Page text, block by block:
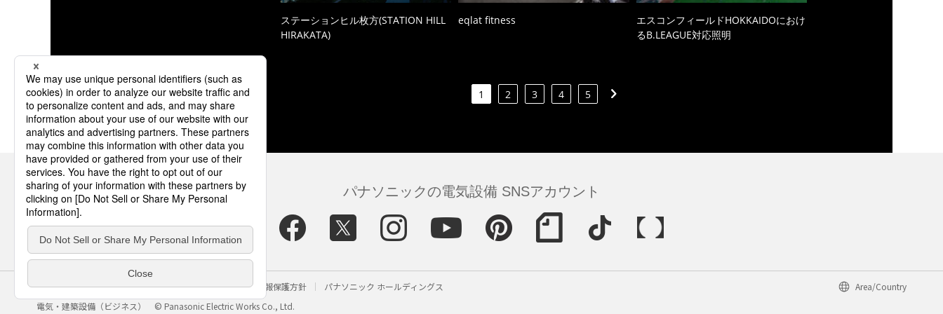
ステーションヒル枚方(STATION HILL
HIRAKATA)
eqlat fitness
エスコンフィールドHOKKAIDOにおけ
るB.LEAGUE対応照明
1 2 3 4 5
パナソニックの電気設備 SNSアカウント
サイトのご利用にあたって クッキーポリシー 個人情報保護方針 パナソニック ホールディングス
Area/Country
電気・建築設備（ビジネス）
© Panasonic Electric Works Co., Ltd.